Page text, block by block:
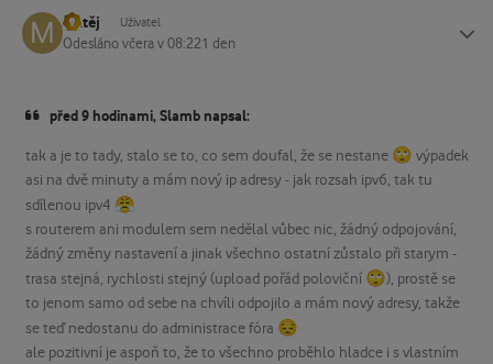
Matěj Uživatel
Odesláno včera v 08:221 den
před 9 hodinami, Slamb napsal:
tak a je to tady, stalo se to, co sem doufal, že se nestane 🙄 výpadek
asi na dvě minuty a mám nový ip adresy - jak rozsah ipv6, tak tu
sdílenou ipv4 😤
s routerem ani modulem sem nedělal vůbec nic, žádný odpojování,
žádný změny nastavení a jinak všechno ostatní zůstalo při starym -
trasa stejná, rychlosti stejný (upload pořád poloviční 🙄), prostě se
to jenom samo od sebe na chvíli odpojilo a mám nový adresy, takže
se teď nedostanu do administrace fóra 😔
ale pozitivní je aspoň to, že to všechno proběhlo hladce i s vlastním